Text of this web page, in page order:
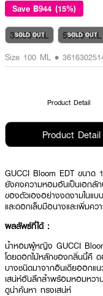
Save ฿944 (15%)
30.00 ML
SOLD OUT 50.00 ML
SOLD OUT
Size 100 ML •
Product Detail
Product Detail
GUCCI Bloom EDT ขนาด
ยังคงความหอมอันเป็นเอกลั
ของตัวเองอย่างงดงามใน
และดอกเล็บมือนางและเพิ่มค
ผลลัพธ์ที่ได้ :
น้ำหอมผู้หญิง GUCCI
โดยดอกไม้หลักของกลิ่นนี้คื
บางชนิดมาจากอินเดียออกแ
เสน่ห์อันลึกล้ำพร้อมหอมหวา
ดูน่าค้นหา ทรงเสน่ห์